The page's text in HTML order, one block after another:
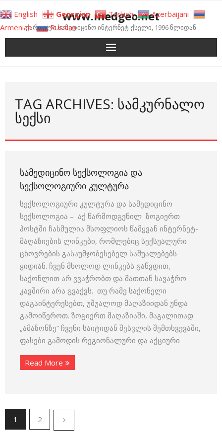
to
content
www.medgeo.net
ქართული სამედიცინო ინტერნეტ-ქსელი, 1996 წლიდან
TAG ARCHIVES: ᲡᲐᲛᲙᲣᲠᲜᲐᲚᲝ
ᲡᲔᲥᲡᲘ
ᲡᲐᲛᲔᲓᲘᲪᲘᲜᲝ ᲡᲔᲥᲡᲝᲚᲝᲒᲘᲐ ᲓᲐ
ᲡᲔᲥᲡᲝᲚᲝᲒᲘᲣᲠᲘ ᲙᲣᲚᲢᲣᲠᲐ
სექსოლოგიური კულტურა და სამედიცინო
სექსოლოგია – აქ წარმოდგენილ ზოგიერთ
პოსტში ჩასმულია მსოფლიოს წამყვან ინტერნეტ-
მაღაზიების ლინკები, რომლებიც სექსუალური
ცხოვრების გასაუმჯობესებელ საშუალებებს
ყიდიან. ჩვენ მხოლოდ ლინკებს გაწვდით,
საქონლით არ ვვაჭრობთ და მათთან სავაჭრო
კავშირი არა გვაქვს. თუ რამე საქონელი
დაგაინტერესებთ, უშუალოდ მაღაზიიდან უნდა
გამოიწეროთ. ზოგიერთ მაღაზიაში, მაგალითად
„ამაზონზე“ ჩვენი საიტიდან შესვლის შემთხვევაში,
ფასები გამოდის რეგიონალური და აქციური
Read More
1 2
English Georgian Turkish
Azerbaijani
Armenian
Russian